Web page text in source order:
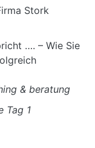
Stork
…. – Wie Sie
& beratung
Tag 1